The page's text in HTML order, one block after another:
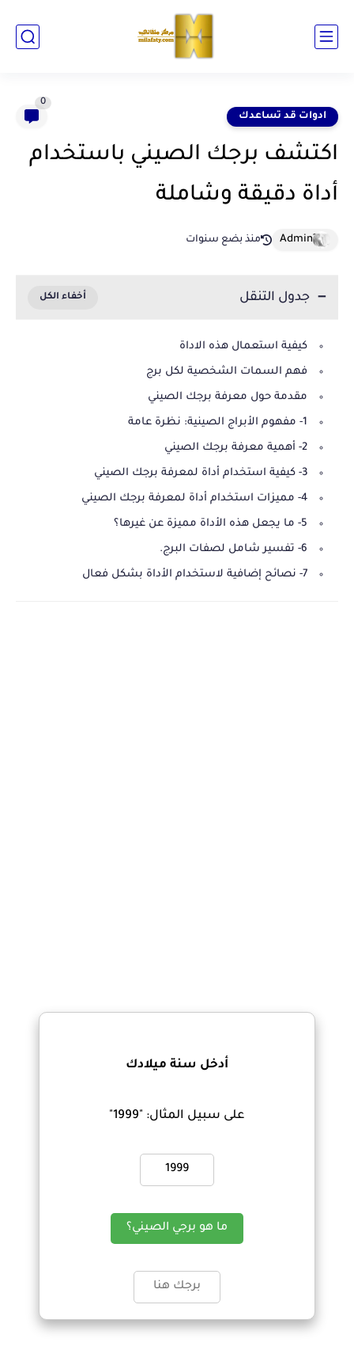
ادوات قد تساعدك
0
اكتشف برجك الصيني باستخدام
أداة دقيقة وشاملة
منذ بضع سنوات
جدول التنقل
كيفية استعمال هذه الاداة
فهم السمات الشخصية لكل برج
مقدمة حول معرفة برجك الصيني
1- مفهوم الأبراج الصينية: نظرة عامة
2- أهمية معرفة برجك الصيني
3- كيفية استخدام أداة لمعرفة برجك الصيني
4- مميزات استخدام أداة لمعرفة برجك الصيني
5- ما يجعل هذه الأداة مميزة عن غيرها؟
6- تفسير شامل لصفات البرج.
7- نصائح إضافية لاستخدام الأداة بشكل فعال
أدخل سنة ميلادك
على سبيل المثال: "1999"